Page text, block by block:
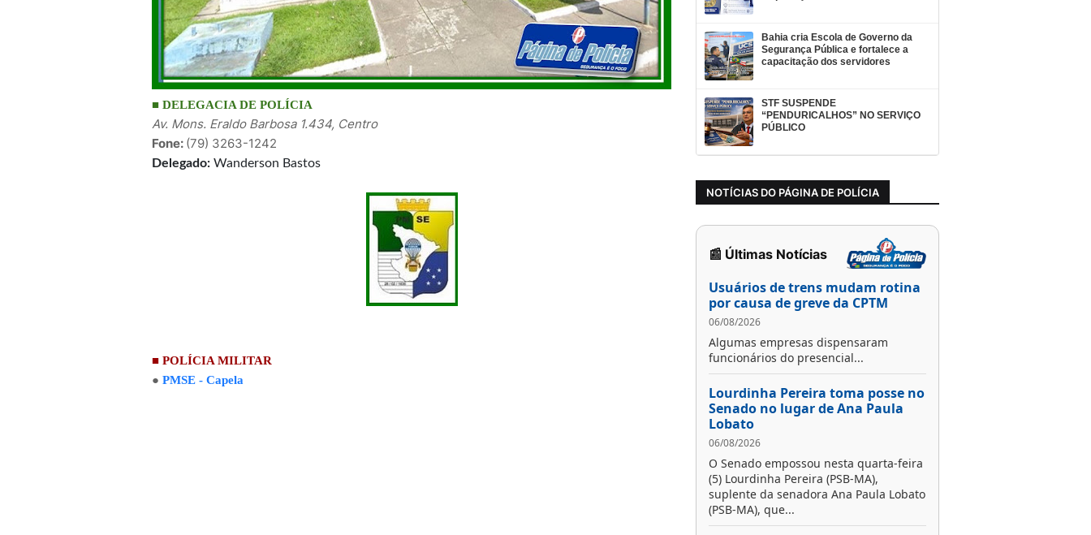
■ DELEGACIA DE POLÍCIA
Av. Mons. Eraldo Barbosa 1.434, Centro
Fone: (79) 3263-1242
Delegado: Wanderson Bastos
■ POLÍCIA MILITAR
● PMSE - Capela
Bahia cria Escola de Governo da
Segurança Pública e fortalece a
capacitação dos servidores
STF SUSPENDE
“PENDURICALHOS” NO SERVIÇO
PÚBLICO
NOTÍCIAS DO PÁGINA DE POLÍCIA
📰 Últimas Notícias
Usuários de trens mudam rotina
por causa de greve da CPTM
06/08/2026
Algumas empresas dispensaram
funcionários do presencial...
Lourdinha Pereira toma posse no
Senado no lugar de Ana Paula
Lobato
06/08/2026
O Senado empossou nesta quarta-feira
(5) Lourdinha Pereira (PSB-MA),
suplente da senadora Ana Paula Lobato
(PSB-MA), que...